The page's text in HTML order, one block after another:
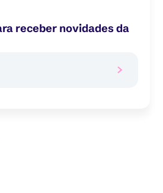
receber novidades da